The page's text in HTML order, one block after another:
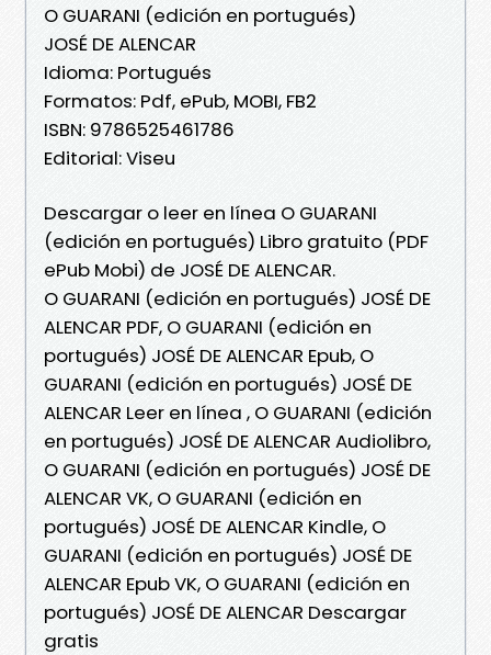
O GUARANI (edición en portugués)
JOSÉ DE ALENCAR
Idioma: Portugués
Formatos: Pdf, ePub, MOBI, FB2
ISBN: 9786525461786
Editorial: Viseu
Descargar o leer en línea O GUARANI
(edición en portugués) Libro gratuito (PDF
ePub Mobi) de JOSÉ DE ALENCAR.
O GUARANI (edición en portugués) JOSÉ DE
ALENCAR PDF, O GUARANI (edición en
portugués) JOSÉ DE ALENCAR Epub, O
GUARANI (edición en portugués) JOSÉ DE
ALENCAR Leer en línea , O GUARANI (edición
en portugués) JOSÉ DE ALENCAR Audiolibro,
O GUARANI (edición en portugués) JOSÉ DE
ALENCAR VK, O GUARANI (edición en
portugués) JOSÉ DE ALENCAR Kindle, O
GUARANI (edición en portugués) JOSÉ DE
ALENCAR Epub VK, O GUARANI (edición en
portugués) JOSÉ DE ALENCAR Descargar
gratis